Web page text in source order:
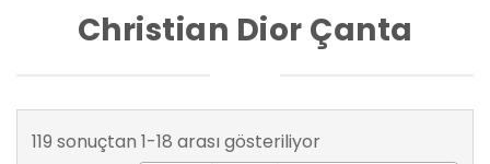
Christian Dior Çanta
119 sonuçtan 1-18 arası gösteriliyor